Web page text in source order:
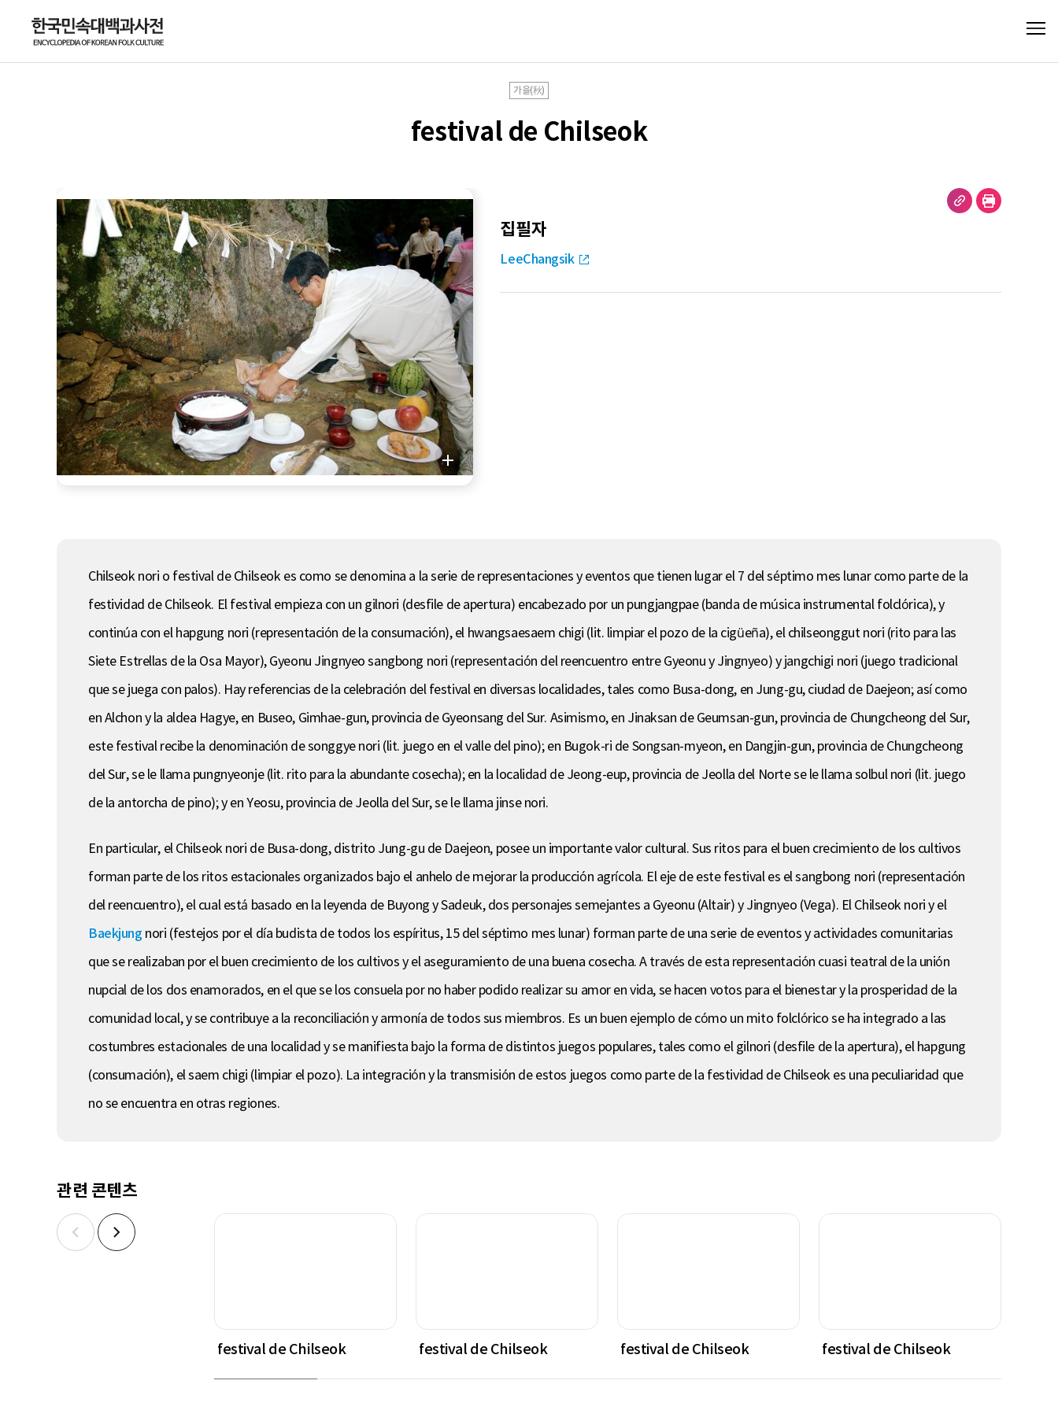
가을(秋)
festival de Chilseok
집필자
LeeChangsik
Chilseok nori o festival de Chilseok es como se denomina a la serie de representaciones y eventos que tienen lugar el 7 del séptimo mes lunar como parte de la
festividad de Chilseok. El festival empieza con un gilnori (desfile de apertura) encabezado por un pungjangpae (banda de música instrumental folclórica), y
continúa con el hapgung nori (representación de la consumación), el hwangsaesaem chigi (lit. limpiar el pozo de la cigüeña), el chilseonggut nori (rito para las
Siete Estrellas de la Osa Mayor), Gyeonu Jingnyeo sangbong nori (representación del reencuentro entre Gyeonu y Jingnyeo) y jangchigi nori (juego tradicional
que se juega con palos). Hay referencias de la celebración del festival en diversas localidades, tales como Busa-dong, en Jung-gu, ciudad de Daejeon; así como
en Alchon y la aldea Hagye, en Buseo, Gimhae-gun, provincia de Gyeonsang del Sur. Asimismo, en Jinaksan de Geumsan-gun, provincia de Chungcheong del Sur,
este festival recibe la denominación de songgye nori (lit. juego en el valle del pino); en Bugok-ri de Songsan-myeon, en Dangjin-gun, provincia de Chungcheong
del Sur, se le llama pungnyeonje (lit. rito para la abundante cosecha); en la localidad de Jeong-eup, provincia de Jeolla del Norte se le llama solbul nori (lit. juego
de la antorcha de pino); y en Yeosu, provincia de Jeolla del Sur, se le llama jinse nori.
En particular, el Chilseok nori de Busa-dong, distrito Jung-gu de Daejeon, posee un importante valor cultural. Sus ritos para el buen crecimiento de los cultivos
forman parte de los ritos estacionales organizados bajo el anhelo de mejorar la producción agrícola. El eje de este festival es el sangbong nori (representación
del reencuentro), el cual está basado en la leyenda de Buyong y Sadeuk, dos personajes semejantes a Gyeonu (Altair) y Jingnyeo (Vega). El Chilseok nori y el
Baekjung nori (festejos por el día budista de todos los espíritus, 15 del séptimo mes lunar) forman parte de una serie de eventos y actividades comunitarias
que se realizaban por el buen crecimiento de los cultivos y el aseguramiento de una buena cosecha. A través de esta representación cuasi teatral de la unión
nupcial de los dos enamorados, en el que se los consuela por no haber podido realizar su amor en vida, se hacen votos para el bienestar y la prosperidad de la
comunidad local, y se contribuye a la reconciliación y armonía de todos sus miembros. Es un buen ejemplo de cómo un mito folclórico se ha integrado a las
costumbres estacionales de una localidad y se manifiesta bajo la forma de distintos juegos populares, tales como el gilnori (desfile de la apertura), el hapgung
(consumación), el saem chigi (limpiar el pozo). La integración y la transmisión de estos juegos como parte de la festividad de Chilseok es una peculiaridad que
no se encuentra en otras regiones.
관련 콘텐츠
festival de Chilseok festival de Chilseok festival de Chilseok festival de Chilseok